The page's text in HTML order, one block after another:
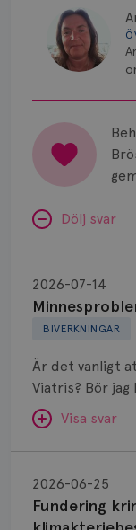
Dölj svar
BIVERKNINGAR
2026-07-14
Är det vanligt
Viatris?
Visa svar
SVAR:
Hej. Oavsett
Letrozol
Viatris?
Fundering
2026-06-25
kring
medicin